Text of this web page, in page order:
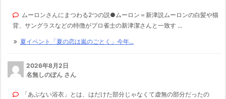
ムーロンさんにまつわる2つの説●ムーロン＝新津説ムーロンの白髪や猫
背、サングラスなどの特徴がプロ雀士の新津潔さんと一致す ...
夏イベント「夏の恋は嵐のごとく」今年...
2026年8月2日
名無しのぽん さん
「あぶない浴衣」とは、はだけた部分じゃなくて虚無の部分だったの